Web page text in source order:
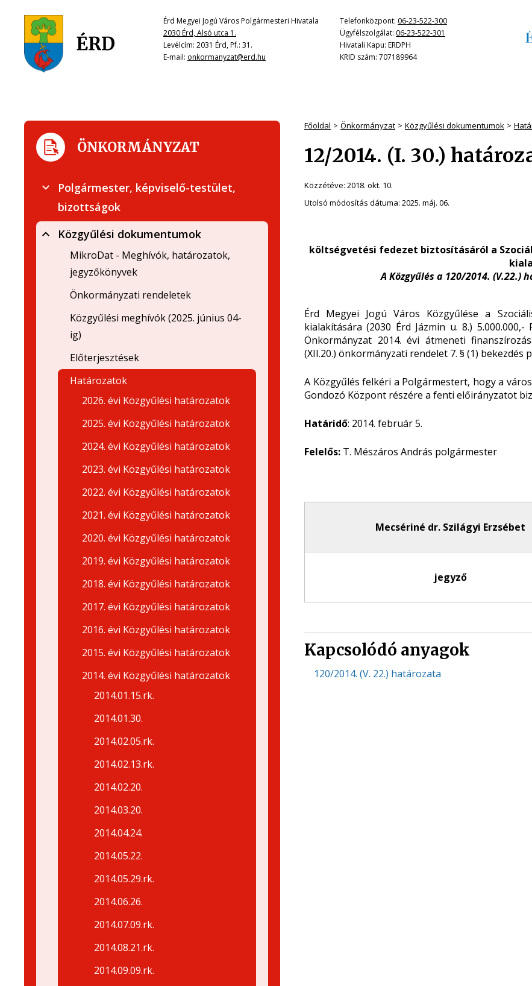
Érd Megyei Jogú Város Polgármesteri Hivatala
2030 Érd, Alsó utca 1.
Levélcím: 2031 Érd, Pf.: 31.
E-mail: onkormanyzat@erd.hu
Telefonközpont: 06-23-522-300
Ügyfélszolgálat: 06-23-522-301
Hivatali Kapu: ERDPH
KRID szám: 707189964
Főoldal Önkormányzat Közgyűlési dokumentumok
12/2014. (I. 30.)
Közzétéve: 2018. okt. 10.
Utolsó módosítás dátuma: 2025. máj. 06.
költségvetési fedezet biztosításáról a
A Közgyűlés a 120/2014. (V.22.)
Érd Megyei Jogú Város Közgyűlése a
kialakítására (2030 Érd Jázmin u. 8.)
Önkormányzat 2014. évi átmeneti
(XII.20.) önkormányzati rendelet 7. § (1) bekezdés
A Közgyűlés felkéri a Polgármestert, hogy a
Gondozó Központ részére a fenti előirányzatot
Határidő: 2014. február 5.
Felelős: T. Mészáros András polgármester
Mecsériné dr. Szilágyi Erzsébet
jegyző
Kapcsolódó anyagok
120/2014. (V. 22.) határozata
ÖNKORMÁNYZAT
Polgármester, képviselő-testület,
bizottságok
Közgyűlési dokumentumok
MikroDat - Meghívók, határozatok,
jegyzőkönyvek
Önkormányzati rendeletek
Közgyűlési meghívók (2025. június 04-
ig)
Előterjesztések
Határozatok
2026. évi Közgyűlési határozatok
2025. évi Közgyűlési határozatok
2024. évi Közgyűlési határozatok
2023. évi Közgyűlési határozatok
2022. évi Közgyűlési határozatok
2021. évi Közgyűlési határozatok
2020. évi Közgyűlési határozatok
2019. évi Közgyűlési határozatok
2018. évi Közgyűlési határozatok
2017. évi Közgyűlési határozatok
2016. évi Közgyűlési határozatok
2015. évi Közgyűlési határozatok
2014. évi Közgyűlési határozatok
2014.01.15.rk.
2014.01.30.
2014.02.05.rk.
2014.02.13.rk.
2014.02.20.
2014.03.20.
2014.04.24.
2014.05.22.
2014.05.29.rk.
2014.06.26.
2014.07.09.rk.
2014.08.21.rk.
2014.09.09.rk.